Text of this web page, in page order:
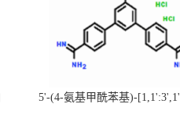
5'-(4-氨基甲酰苯基)-